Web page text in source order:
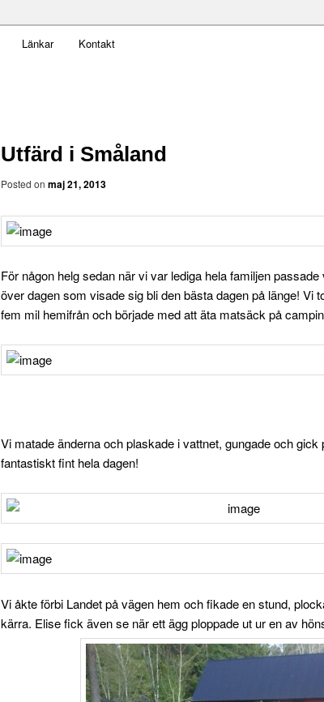
Länkar Kontakt
Utfärd i Småland
Posted on maj 21, 2013
För någon helg sedan när vi var lediga hela familjen
över dagen som visade sig bli den bästa dagen på länge! Vi
fem mil hemifrån och började med att äta matsäck på
Vi matade änderna och plaskade i vattnet, gungade och
fantastiskt fint hela dagen!
Vi åkte förbi Landet på vägen hem och fikade en stund,
kärra. Elise fick även se när ett ägg ploppade ut ur en av